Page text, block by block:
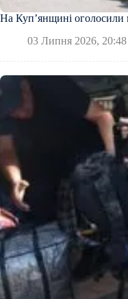
На Куп’янщині оголосили
03 Липня 2026, 20:48